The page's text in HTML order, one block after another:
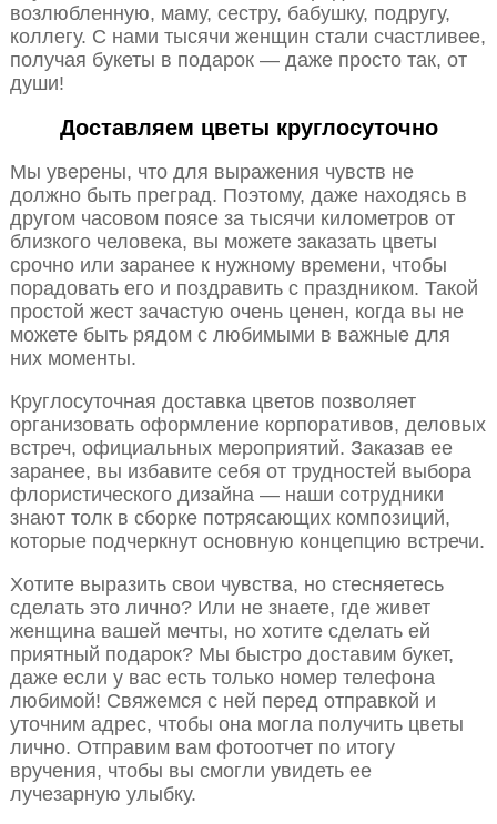
возлюбленную, маму, сестру, бабушку, подругу,
коллегу. С нами тысячи женщин стали счастливее,
получая букеты в подарок — даже просто так, от
души!
Доставляем цветы круглосуточно
Мы уверены, что для выражения чувств не
должно быть преград. Поэтому, даже находясь в
другом часовом поясе за тысячи километров от
близкого человека, вы можете заказать цветы
срочно или заранее к нужному времени, чтобы
порадовать его и поздравить с праздником. Такой
простой жест зачастую очень ценен, когда вы не
можете быть рядом с любимыми в важные для
них моменты.
Круглосуточная доставка цветов позволяет
организовать оформление корпоративов, деловых
встреч, официальных мероприятий. Заказав ее
заранее, вы избавите себя от трудностей выбора
флористического дизайна — наши сотрудники
знают толк в сборке потрясающих композиций,
которые подчеркнут основную концепцию встречи.
Хотите выразить свои чувства, но стесняетесь
сделать это лично? Или не знаете, где живет
женщина вашей мечты, но хотите сделать ей
приятный подарок? Мы быстро доставим букет,
даже если у вас есть только номер телефона
любимой! Свяжемся с ней перед отправкой и
уточним адрес, чтобы она могла получить цветы
лично. Отправим вам фотоотчет по итогу
вручения, чтобы вы смогли увидеть ее
лучезарную улыбку.